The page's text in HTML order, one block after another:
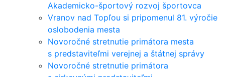
Akademicko-športový rozvoj športovca
Vranov nad Topľou si pripomenul 81. výročie
oslobodenia mesta
Novoročné stretnutie primátora mesta
s predstaviteľmi verejnej a štátnej správy
Novoročné stretnutie primátora